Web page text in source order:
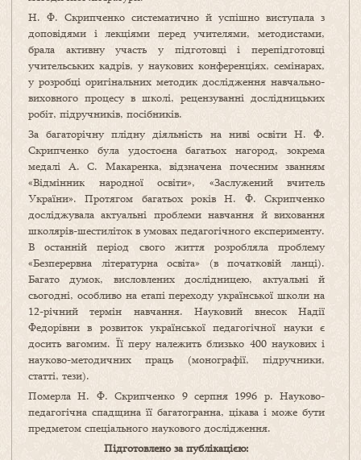
Н. Ф. Скрипченко систематично й успішно виступала з
доповідями і лекціями перед учителями, методистами,
брала активну участь у підготовці і перепідготовці
учительських кадрів, у наукових конференціях, семінарах,
у розробці оригінальних методик дослідження навчально-
виховного процесу в школі, рецензуванні дослідницьких
робіт, підручників, посібників.
За багаторічну плідну діяльність на ниві освіти Н. Ф.
Скрипченко була удостоєна багатьох нагород, зокрема
медалі А. С. Макаренка, відзначена почесним званням
«Відмінник народної освіти», «Заслужений вчитель
України». Протягом багатьох років Н. Ф. Скрипченко
досліджувала актуальні проблеми навчання й виховання
школярів-шестиліток в умовах педагогічного експерименту.
В останній період свого життя розробляла проблему
«Безперервна літературна освіта» (в початковій ланці).
Багато думок, висловлених дослідницею, актуальні й
сьогодні, особливо на етапі переходу української школи на
12-річний термін навчання. Науковий внесок Надії
Федорівни в розвиток української педагогічної науки є
досить вагомим. Її перу належить близько 400 наукових і
науково-методичних праць (монографії, підручники,
статті, тези).
Померла Н. Ф. Скрипченко 9 серпня 1996 р. Науково-
педагогічна спадщина її багатогранна, цікава і може бути
предметом спеціального наукового дослідження.
Підготовлено за публікацією: